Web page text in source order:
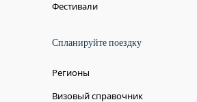
Фестивали
Спланируйте поездку
Регионы
Визовый справочник